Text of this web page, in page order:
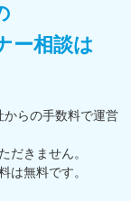
ー相談は
らの⼿数料で運営
だきません。
は無料です。